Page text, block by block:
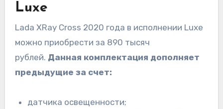
Luxe
Lada XRay Cross 2020 года в исполнении Luxe
можно приобрести за 890 тысяч
рублей. Данная комплектация дополняет
предыдущие за счет:
датчика освещенности;